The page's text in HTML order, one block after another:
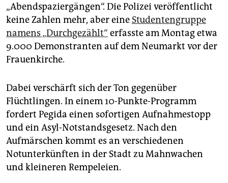
epaper login
„Abendspaziergängen“. Die Polizei veröffentlicht
keine Zahlen mehr, aber eine Studentengruppe
namens „Durchgezählt“ erfasste am Montag etwa
9.000 Demonstranten auf dem Neumarkt vor der
Frauenkirche.
Dabei verschärft sich der Ton gegenüber
Flüchtlingen. In einem 10-Punkte-Programm
fordert Pegida einen sofortigen Aufnahmestopp
und ein Asyl-Notstandsgesetz. Nach den
Aufmärschen kommt es an verschiedenen
Notunterkünften in der Stadt zu Mahnwachen
und kleineren Rempeleien.